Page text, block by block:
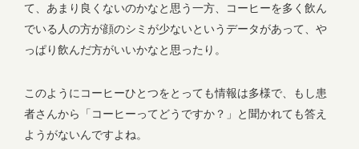
て、あまり良くないのかなと思う一方、コーヒーを多く飲ん
でいる人の方が顔のシミが少ないというデータがあって、や
っぱり飲んだ方がいいかなと思ったり。
このようにコーヒーひとつをとっても情報は多様で、もし患
者さんから「コーヒーってどうですか？」と聞かれても答え
ようがないんですよね。